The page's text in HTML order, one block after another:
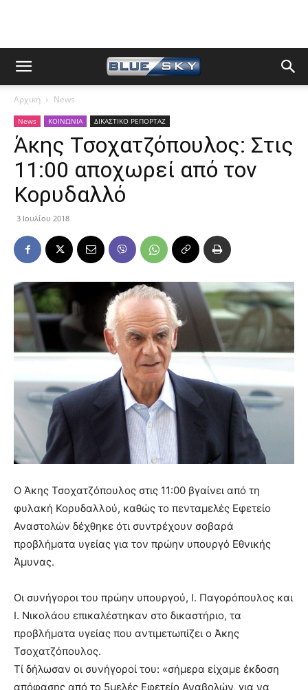
Αρχική News
News ΚΟΙΝΩΝΙΑ ΔΙΚΑΣΤΙΚΟ ΡΕΠΟΡΤΑΖ
Άκης Τσοχατζόπουλος: Στις
11:00 αποχωρεί από τον
Κορυδαλλό
3 Ιουλίου 2018
Ο Άκης Τσοχατζόπουλος στις 11:00 βγαίνει από τη
φυλακή Κορυδαλλού, καθώς το πενταμελές Εφετείο
Αναστολών δέχθηκε ότι συντρέχουν σοβαρά
προβλήματα υγείας για τον πρώην υπουργό Εθνικής
Άμυνας.
Οι συνήγοροι του πρώην υπουργού, Ι. Παγορόπουλος και
Ι. Νικολάου επικαλέστηκαν στο δικαστήριο, τα
προβλήματα υγείας που αντιμετωπίζει ο Άκης
Τσοχατζόπουλος.
Τί δήλωσαν οι συνήγοροί του: «σήμερα είχαμε έκδοση
απόφασης από το 5μελές Εφετείο Αναβολών, για να